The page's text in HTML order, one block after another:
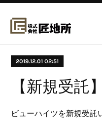
2019.12.01 02:51
【新規受託
ビューハイツを新規受託